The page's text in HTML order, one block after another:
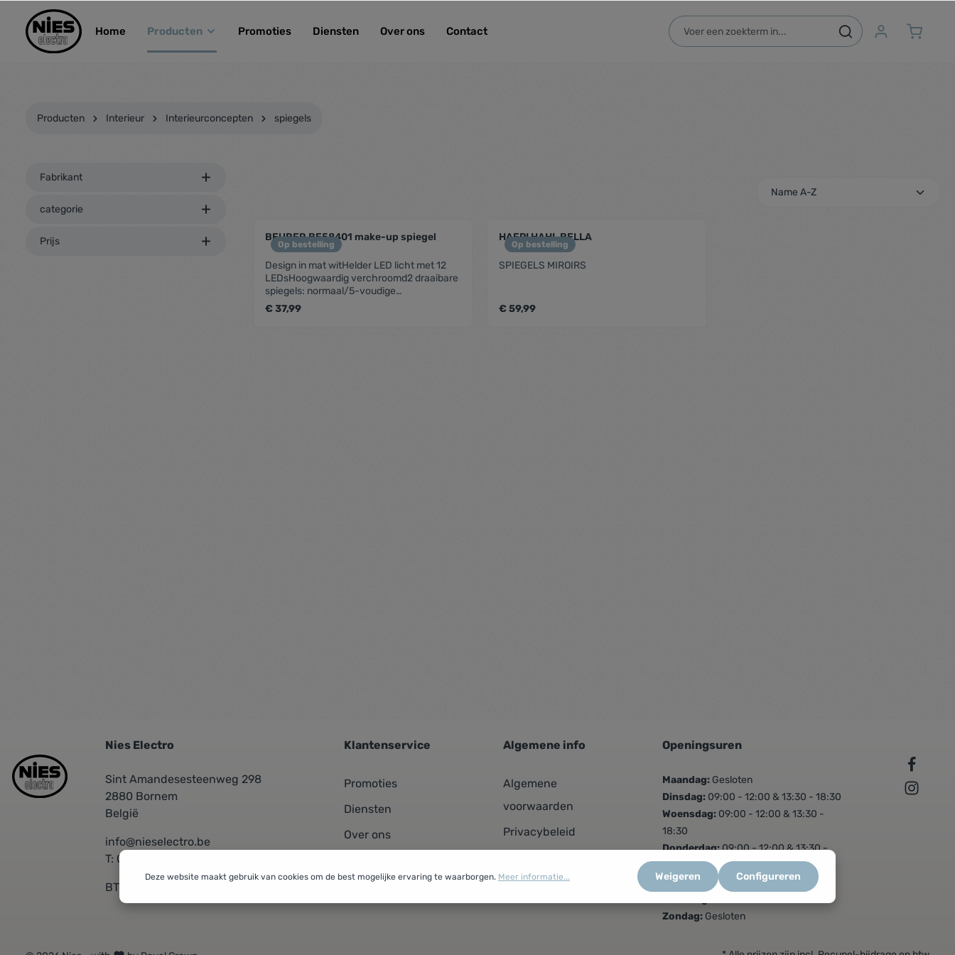
general.skipToNavigation
Home Producten Promoties Diensten Over ons Contact
Producten Interieur Interieurconcepten spiegels
Fabrikant
categorie
Prijs Op bestelling
BEURER BE58401 make-up spiegel
Design in mat witHelder LED licht met 12
LEDsHoogwaardig verchroomd2 draaibare
spiegels: normaal/5-voudige
vergrotingDiameter spiegel: 11 cmWerkt op
batterijen
€ 37,99
Op bestelling
HAEPI HAHI-BELLA
SPIEGELS MIROIRS
€ 59,99
Nies Electro
Sint Amandesesteenweg 298
2880 Bornem
België
info@nieselectro.be
T: 03/889.06.30
BTW: BE 0437576601
Klantenservice
Promoties
Diensten
Over ons
Algemene info
Algemene
voorwaarden
Privacybeleid
Openingsuren
Maandag: Gesloten
Dinsdag: 09:00 - 12:00 & 13:30 - 18:30
Woensdag: 09:00 - 12:00 & 13:30 -
18:30
Donderdag:09:00 - 12:00 & 13:30 -
18:30
Vrijdag: 09:00 - 12:00 & 13:30 - 18:30
Zondag: Gesloten
Deze website maakt gebruik van cookies om de best mogelijke ervaring te waarborgen. Meer informatie... Weigeren Configureren